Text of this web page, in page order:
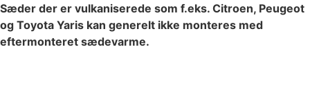
Sæder der er vulkaniserede som f.eks. Citroen, Peugeot
og Toyota Yaris kan generelt ikke monteres med
eftermonteret sædevarme.